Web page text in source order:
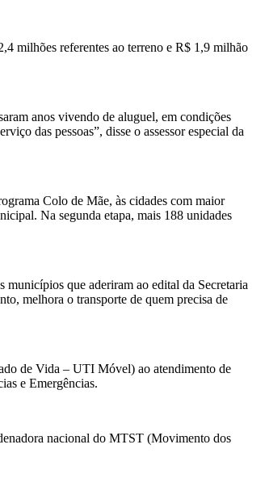
milhões referentes ao terreno e R$ 1,9 milhão
anos vivendo de aluguel, em condições
das pessoas”, disse o assessor especial da
Colo de Mãe, às cidades com maior
Na segunda etapa, mais 188 unidades
municípios que aderiram ao edital da Secretaria
melhora o transporte de quem precisa de
de Vida – UTI Móvel) ao atendimento de
e Emergências.
nacional do MTST (Movimento dos